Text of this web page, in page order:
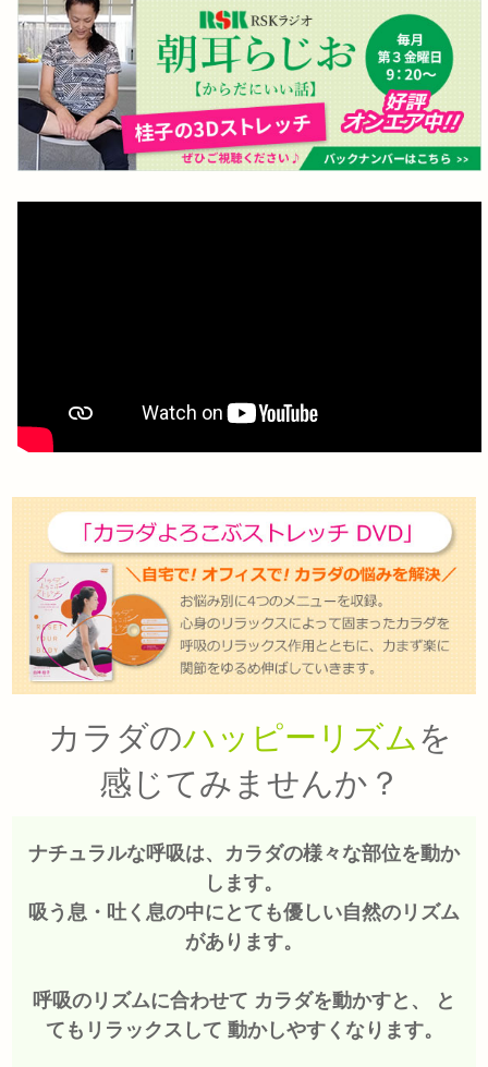
カラダのハッピーリズムを
感じてみませんか？
ナチュラルな呼吸は、カラダの様々な部位を動か
します。
吸う息・吐く息の中にとても優しい自然のリズム
があります。
呼吸のリズムに合わせて カラダを動かすと、
と
てもリラックスして 動かしやすくなります。